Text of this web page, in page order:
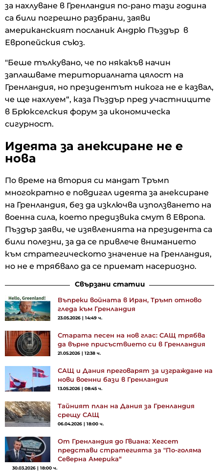
за нахлуване в Гренландия по-рано тази година
са били погрешно разбрани, заяви
американският посланик Андрю Пъздър в
Европейския съюз.
"Беше тълкувано, че по някакъв начин
заплашваме териториалната цялост на
Гренландия, но президентът никога не е казвал,
че ще нахлуем“, каза Пъздър пред участниците
в Брюкселския форум за икономическа
сигурност.
Идеята за анексиране не е
нова
По време на втория си мандат Тръмп
многократно е повдигал идеята за анексиране
на Гренландия, без да изключва използването на
военна сила, което предизвика смут в Европа.
Пъздър заяви, че изявленията на президента са
били полезни, за да се привлече вниманието
към стратегическото значение на Гренландия,
но не е трябвало да се приемат насериозно.
Свързани статии
Въпреки войната в Иран, Тръмп отново
гледа към Гренландия
23.05.2026 | 14:49 ч.
Старата песен на нов глас: САЩ трябва
да върне присъствието си в Гренландия
21.05.2026 | 12:38 ч.
САЩ и Дания преговарят за изграждане на
нови военни бази в Гренландия
13.05.2026 | 08:45 ч.
Тайният план на Дания за Гренландия
срещу САЩ
06.04.2026 | 18:00 ч.
От Гренландия до Гвиана: Хегсет
представи стратегията за "По-голяма
Северна Америка“
30.03.2026 | 18:00 ч.